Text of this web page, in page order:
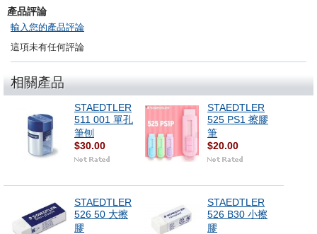
產品評論
輸入您的產品評論
這項未有任何評論
相關產品
STAEDTLER
511 001 單孔
筆刨
$30.00
STAEDTLER
525 PS1 擦膠
筆
$20.00
STAEDTLER
526 50 大擦
膠
STAEDTLER
526 B30 小擦
膠